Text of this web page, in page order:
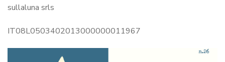
sullaluna srls
IT08L0503402013000000011967